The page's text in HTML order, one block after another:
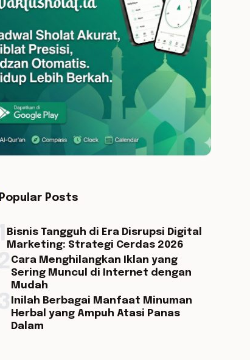
Popular Posts
Bisnis Tangguh di Era Disrupsi Digital
Marketing: Strategi Cerdas 2026
Cara Menghilangkan Iklan yang
Sering Muncul di Internet dengan
Mudah
Inilah Berbagai Manfaat Minuman
Herbal yang Ampuh Atasi Panas
Dalam